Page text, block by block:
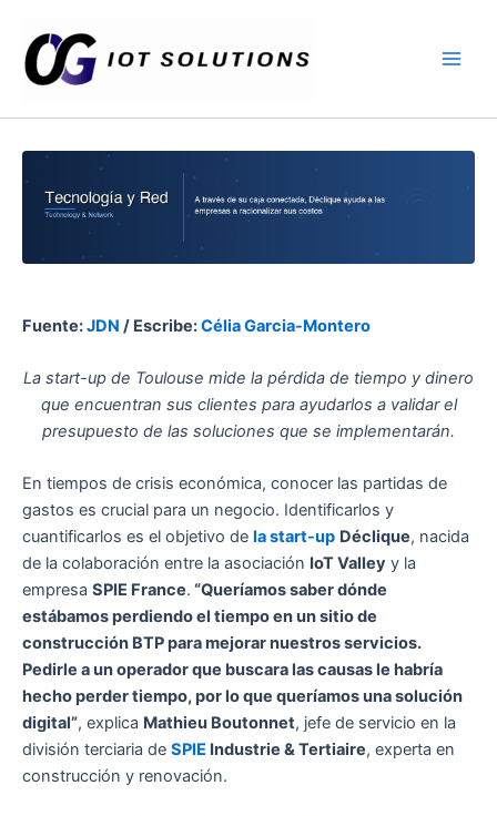
contenido
Fuente:JDN / Escribe:Célia Garcia-Montero
La start-up de Toulouse mide la pérdida de tiempo y dinero
que encuentran sus clientes para ayudarlos a validar el
presupuesto de las soluciones que se implementarán.
En tiempos de crisis económica, conocer las partidas de
gastos es crucial para un negocio. Identificarlos y
cuantificarlos es el objetivo de la start-up Déclique, nacida
de la colaboración entre la asociación IoT Valley y la
empresa SPIE France. “Queríamos saber dónde
estábamos perdiendo el tiempo en un sitio de
construcción BTP para mejorar nuestros servicios.
Pedirle a un operador que buscara las causas le habría
hecho perder tiempo, por lo que queríamos una solución
digital”, explica Mathieu Boutonnet, jefe de servicio en la
división terciaria de SPIE Industrie & Tertiaire, experta en
construcción y renovación.